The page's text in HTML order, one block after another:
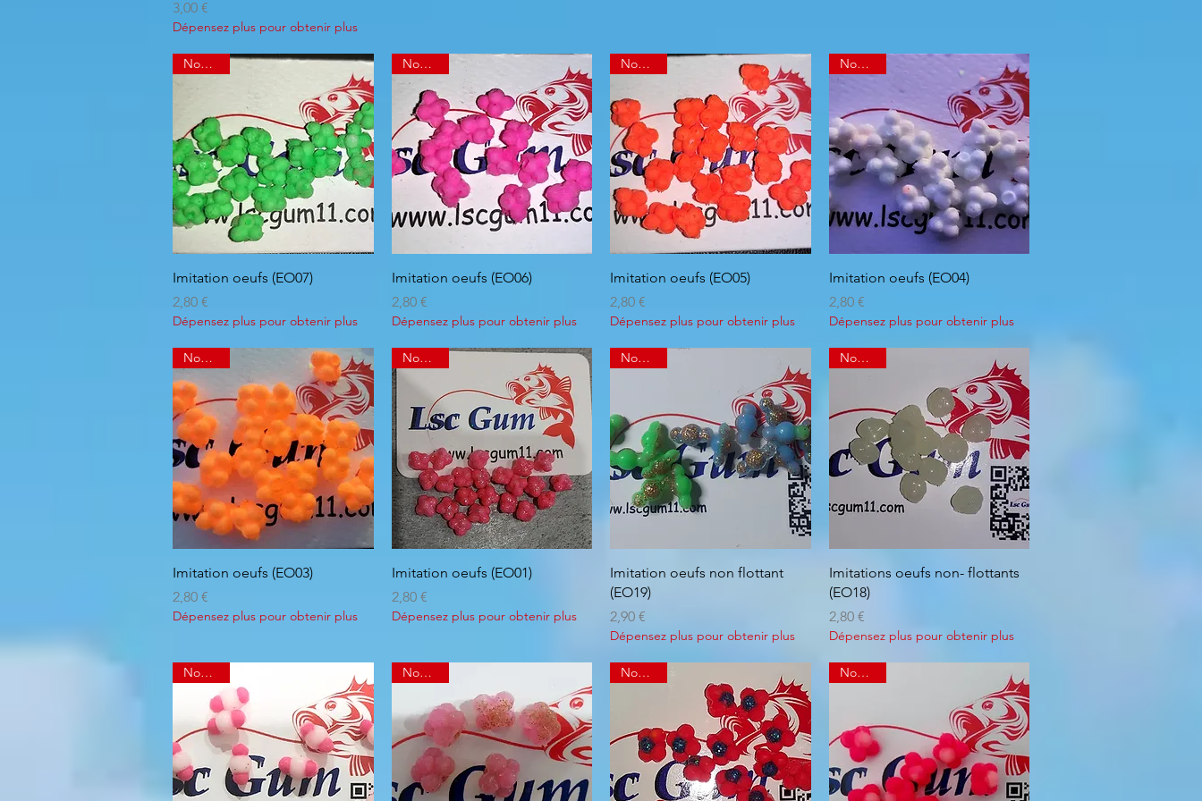
Prix
3,00 €
Dépensez plus pour obtenir plus
Aperçu rapide
Nouveau
Imitation oeufs (EO07)
Prix
2,80 €
Dépensez plus pour obtenir plus
Aperçu rapide
Nouveau
Imitation oeufs (EO06)
Prix
2,80 €
Dépensez plus pour obtenir plus
Aperçu rapide
Nouveau
Imitation oeufs (EO05)
Prix
2,80 €
Dépensez plus pour obtenir plus
Aperçu rapide
Nouveau
Imitation oeufs (EO04)
Prix
2,80 €
Dépensez plus pour obtenir plus
Aperçu rapide
Nouveau
Imitation oeufs (EO03)
Prix
2,80 €
Dépensez plus pour obtenir plus
Aperçu rapide
Nouveau
Imitation oeufs (EO01)
Prix
2,80 €
Dépensez plus pour obtenir plus
Aperçu rapide
Nouveau
Imitation oeufs non flottant
(EO19)
Prix
2,90 €
Dépensez plus pour obtenir plus
Aperçu rapide
Nouveau
Imitations oeufs non- flottants
(EO18)
Prix
2,80 €
Dépensez plus pour obtenir plus
Nouveau Nouveau Nouveau Nouveau